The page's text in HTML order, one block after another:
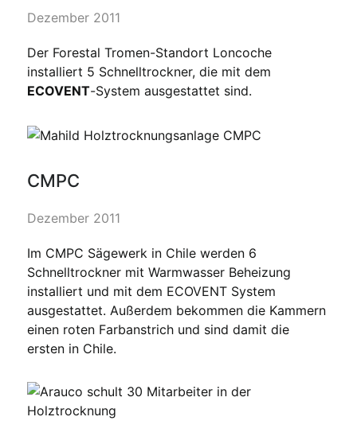
Dezember 2011
Der Forestal Tromen-Standort Loncoche
installiert 5 Schnelltrockner, die mit dem
ECOVENT-System ausgestattet sind.
CMPC
Dezember 2011
Im CMPC Sägewerk in Chile werden 6
Schnelltrockner mit Warmwasser Beheizung
installiert und mit dem ECOVENT System
ausgestattet. Außerdem bekommen die Kammern
einen roten Farbanstrich und sind damit die
ersten in Chile.